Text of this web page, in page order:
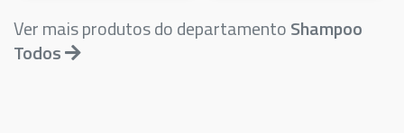
Ver mais produtos do departamentoShampoo
Todos